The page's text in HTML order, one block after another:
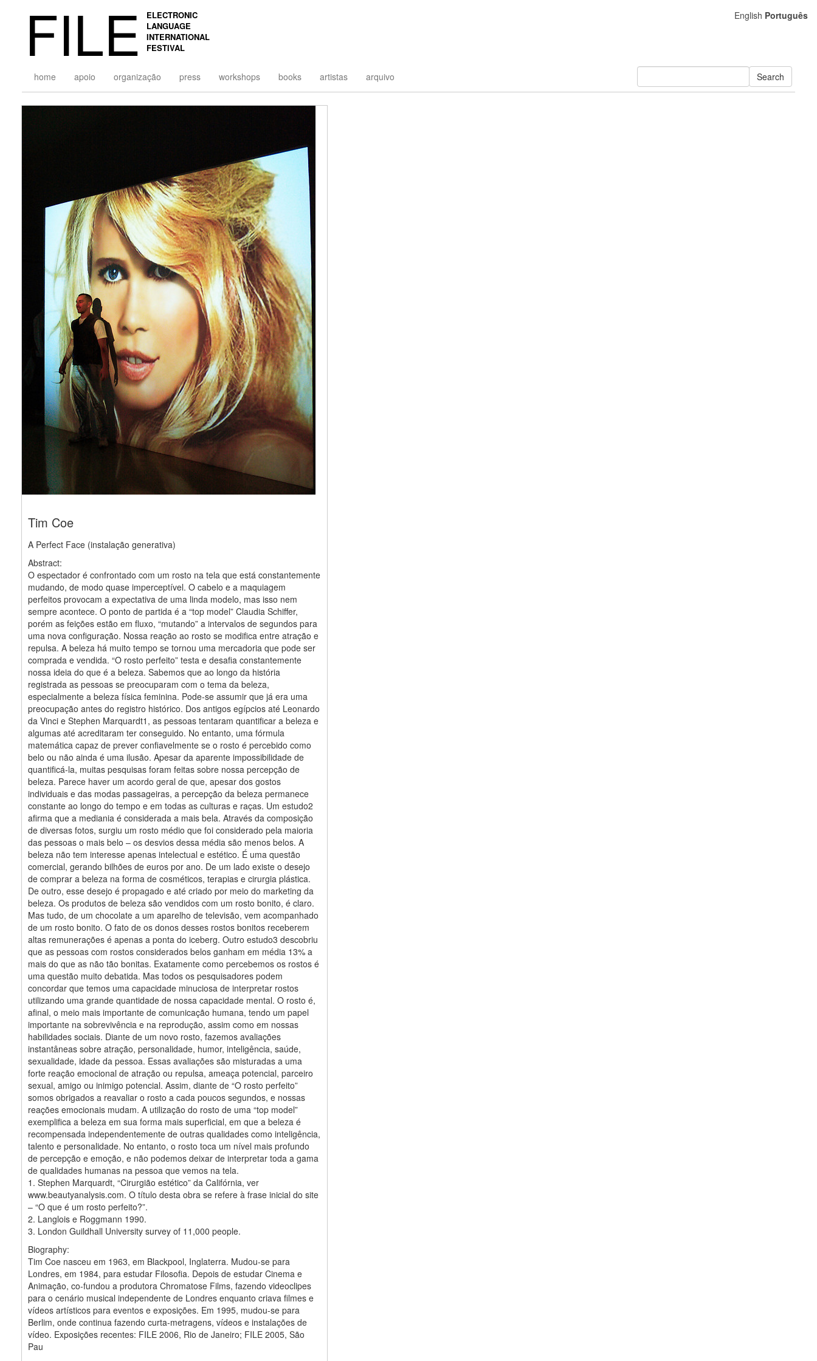
FILE
ELECTRONIC
LANGUAGE
INTERNATIONAL
FESTIVAL
home apoio organização press workshops books artistas arquivo Search
Tim Coe
A Perfect Face (instalação generativa)
Abstract:
O espectador é confrontado com um rosto na tela que está constantemente
mudando, de modo quase imperceptível. O cabelo e a maquiagem
perfeitos provocam a expectativa de uma linda modelo, mas isso nem
sempre acontece. O ponto de partida é a “top model” Claudia Schiffer,
porém as feições estão em fluxo, “mutando” a intervalos de segundos para
uma nova configuração. Nossa reação ao rosto se modifica entre atração e
repulsa. A beleza há muito tempo se tornou uma mercadoria que pode ser
comprada e vendida. “O rosto perfeito” testa e desafia constantemente
nossa ideia do que é a beleza. Sabemos que ao longo da história
registrada as pessoas se preocuparam com o tema da beleza,
especialmente a beleza física feminina. Pode-se assumir que já era uma
preocupação antes do registro histórico. Dos antigos egípcios até Leonardo
da Vinci e Stephen Marquardt1, as pessoas tentaram quantificar a beleza e
algumas até acreditaram ter conseguido. No entanto, uma fórmula
matemática capaz de prever confiavelmente se o rosto é percebido como
belo ou não ainda é uma ilusão. Apesar da aparente impossibilidade de
quantificá-la, muitas pesquisas foram feitas sobre nossa percepção de
beleza. Parece haver um acordo geral de que, apesar dos gostos
individuais e das modas passageiras, a percepção da beleza permanece
constante ao longo do tempo e em todas as culturas e raças. Um estudo2
afirma que a mediania é considerada a mais bela. Através da composição
de diversas fotos, surgiu um rosto médio que foi considerado pela maioria
das pessoas o mais belo – os desvios dessa média são menos belos. A
beleza não tem interesse apenas intelectual e estético. É uma questão
comercial, gerando bilhões de euros por ano. De um lado existe o desejo
de comprar a beleza na forma de cosméticos, terapias e cirurgia plástica.
De outro, esse desejo é propagado e até criado por meio do marketing da
beleza. Os produtos de beleza são vendidos com um rosto bonito, é claro.
Mas tudo, de um chocolate a um aparelho de televisão, vem acompanhado
de um rosto bonito. O fato de os donos desses rostos bonitos receberem
altas remunerações é apenas a ponta do ­iceberg. Outro estudo3 descobriu
que as pessoas com rostos considerados belos ganham em média 13% a
mais do que as não tão bonitas. Exatamente como percebemos os rostos é
uma questão muito debatida. Mas todos os pesquisadores podem
concordar que temos uma capacidade minuciosa de interpretar rostos
utilizando uma grande quantidade de nossa capacidade mental. O rosto é,
afinal, o meio mais importante de comunicação humana, tendo um papel
importante na sobrevivência e na reprodução, assim como em nossas
habilidades sociais. Diante de um novo rosto, fazemos avaliações
instantâneas sobre atração, personalidade, humor, inteligência, saúde,
sexualidade, idade da pessoa. Essas avaliações são misturadas a uma
forte reação emocional de atração ou repulsa, ameaça potencial, parceiro
sexual, amigo ou inimigo potencial. Assim, diante de “O rosto perfeito”
somos obrigados a reavaliar o rosto a cada poucos segundos, e nossas
reações emocionais mudam. A utilização do rosto de uma “top model”
exemplifica a beleza em sua forma mais superficial, em que a beleza é
recompensada independentemente de outras qualidades como inteligência,
talento e personalidade. No entanto, o rosto toca um nível mais profundo
de percepção e emoção, e não podemos deixar de interpretar toda a gama
de qualidades humanas na pessoa que vemos na tela.
1. Stephen Marquardt, “Cirurgião estético” da Califórnia, ver
www.beautyanalysis.com. O título desta obra se refere à frase inicial do site
– “O que é um rosto perfeito?”.
2. Langlois e Roggmann 1990.
3. London Guildhall University survey of 11,000 people.
Biography:
Tim Coe nasceu em 1963, em Blackpool, Inglaterra. Mudou-se para
Londres, em 1984, para estudar Filosofia. Depois de estudar Cinema e
Animação, co-fundou a produtora Chromatose Films, fazendo videoclipes
para o cenário musical independente de Londres enquanto criava filmes e
vídeos artísticos para eventos e exposições. Em 1995, mudou-se para
Berlim, onde continua fazendo curta-metragens, vídeos e instalações de
vídeo. Exposições recentes: FILE 2006, Rio de Janeiro; FILE 2005, São
Pau
English Português